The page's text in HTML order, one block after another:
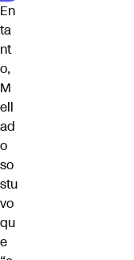
En
ta
nt
o,
M
ell
ad
o
so
stu
vo
qu
e